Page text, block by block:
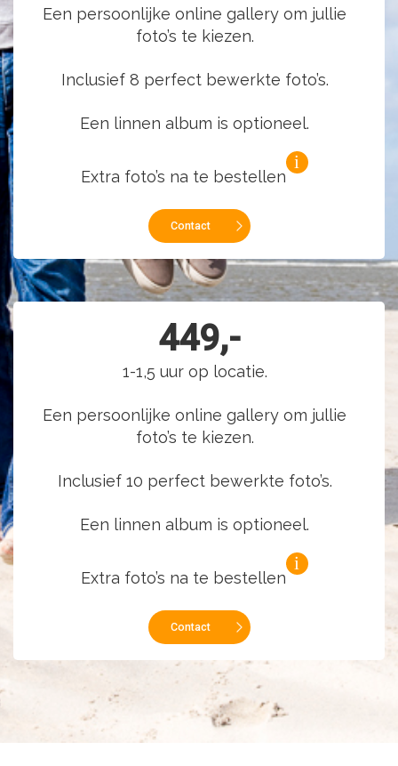
Een persoonlijke online gallery om jullie
foto’s te kiezen.
Inclusief 8 perfect bewerkte foto’s.
Een linnen album is optioneel.
Extra foto’s na te bestellen
Contact
449,-
1-1,5 uur op locatie.
Een persoonlijke online gallery om jullie
foto’s te kiezen.
Inclusief 10 perfect bewerkte foto’s.
Een linnen album is optioneel.
Extra foto’s na te bestellen
Contact